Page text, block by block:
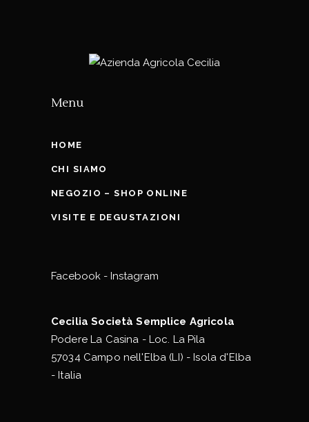
Menu
HOME
CHI SIAMO
NEGOZIO – SHOP ONLINE
VISITE E DEGUSTAZIONI
Facebook - Instagram
Cecilia Società Semplice Agricola
Podere La Casina - Loc. La Pila
57034 Campo nell'Elba (LI) - Isola d'Elba
- Italia